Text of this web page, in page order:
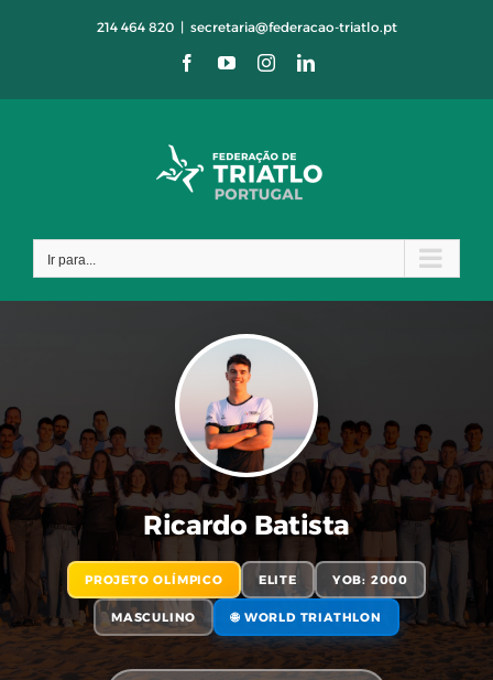
214 464 820 | secretaria@federacao-triatlo.pt
FacebookYouTubeInstagramLinkedIn
Ir para...
Ricardo Batista
PROJETO OLÍMPICO ELITE YOB: 2000
MASCULINO 🌐 WORLD TRIATHLON